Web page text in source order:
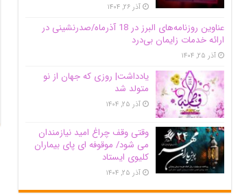
آذر ۲۶, ۱۴۰۴
عناوین روزنامه‌های البرز در ‌18 آذرماه/صدرنشینی در
ارائه خدمات زایمان بی‌درد
آذر ۲۵, ۱۴۰۴
یادداشت| روزی که جهان از نو
متولد شد
آذر ۲۵, ۱۴۰۴
وقتی وقف چراغ امید نیازمندان
می شود/ موقوفه ای پای بیماران
کلیوی ایستاد
آذر ۲۵, ۱۴۰۴